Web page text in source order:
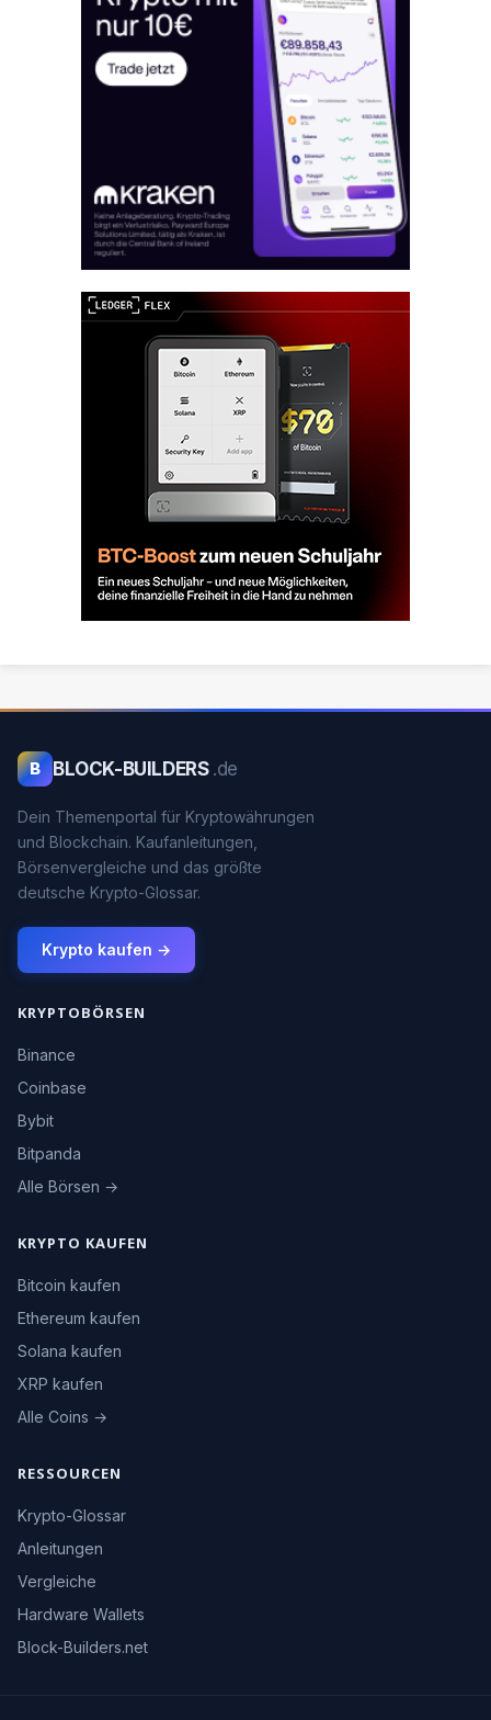
B BLOCK-BUILDERS .de
Dein Themenportal für Kryptowährungen
und Blockchain. Kaufanleitungen,
Börsenvergleiche und das größte
deutsche Krypto-Glossar.
Krypto kaufen →
KRYPTOBÖRSEN
Binance
Coinbase
Bybit
Bitpanda
Alle Börsen →
KRYPTO KAUFEN
Bitcoin kaufen
Ethereum kaufen
Solana kaufen
XRP kaufen
Alle Coins →
RESSOURCEN
Krypto-Glossar
Anleitungen
Vergleiche
Hardware Wallets
Block-Builders.net